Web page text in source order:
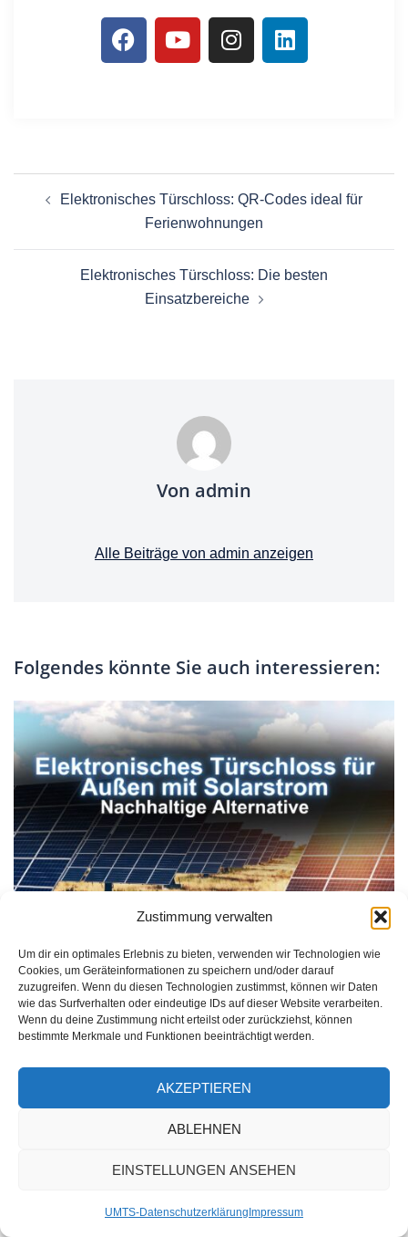
Zustimmung verwalten
Um dir ein optimales Erlebnis zu bieten, verwenden wir Technologien wie
Cookies, um Geräteinformationen zu speichern und/oder darauf
zuzugreifen. Wenn du diesen Technologien zustimmst, können wir Daten
wie das Surfverhalten oder eindeutige IDs auf dieser Website verarbeiten.
Wenn du deine Zustimmung nicht erteilst oder zurückziehst, können
bestimmte Merkmale und Funktionen beeinträchtigt werden.
AKZEPTIEREN
ABLEHNEN
EINSTELLUNGEN ANSEHEN
UMTS-Datenschutzerklärung Impressum
Elektronisches Türschloss: QR-Codes ideal für
Ferienwohnungen
Elektronisches Türschloss: Die besten
Einsatzbereiche
Von admin
Alle Beiträge von admin anzeigen
Folgendes könnte Sie auch interessieren:
Elektronisches Türschloss für Außen mit Solarstrom –
nachhaltige Alternative
15. APRIL 2025